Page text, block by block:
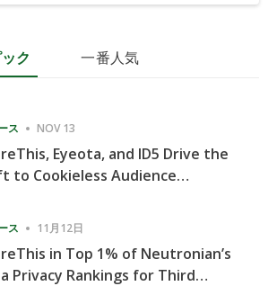
ク 一番人気
ス NOV 13
Eyeota, and ID5 Drive the
to Cookieless Audience
ス 11月12日
in Top 1% of Neutronian’s
Privacy Rankings for Third